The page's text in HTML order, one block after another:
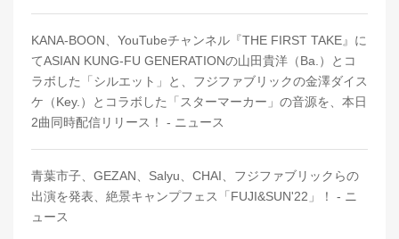
KANA-BOON、YouTubeチャンネル『THE FIRST TAKE』に
てASIAN KUNG-FU GENERATIONの山田貴洋（Ba.）とコ
ラボした「シルエット」と、フジファブリックの金澤ダイス
ケ（Key.）とコラボした「スターマーカー」の音源を、本日
2曲同時配信リリース！ - ニュース
青葉市子、GEZAN、Salyu、CHAI、フジファブリックらの
出演を発表、絶景キャンプフェス「FUJI&SUN'22」！ - ニ
ュース